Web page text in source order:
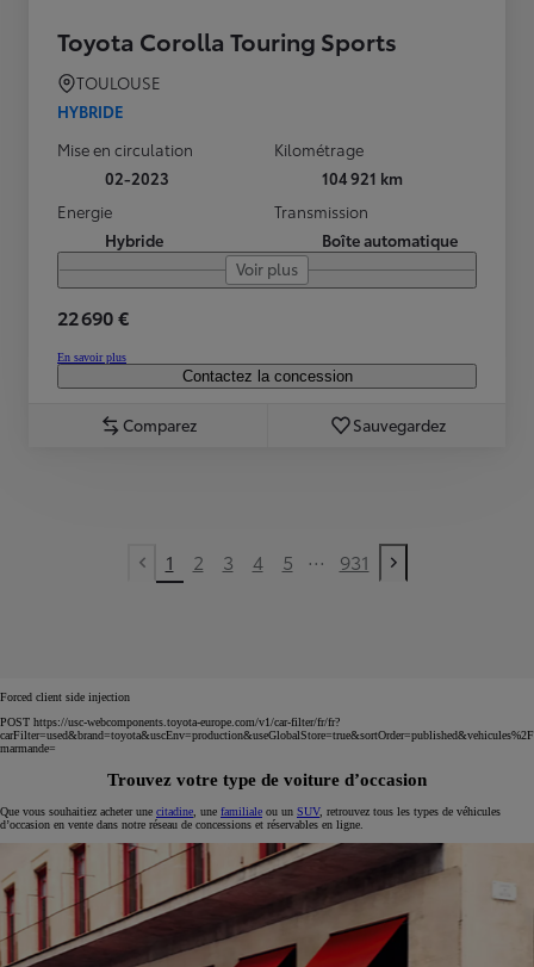
Toyota Corolla Touring Sports
TOULOUSE
HYBRIDE
Mise en circulation
02-2023
Kilométrage
104 921 km
Energie
Hybride
Transmission
Boîte automatique
Voir plus
22 690 €
En savoir plus
Contactez la concession
Comparez Sauvegardez
Previous page
1 2 3 4 5 ... 931
Next page
Forced client side injection
POST https://usc-webcomponents.toyota-europe.com/v1/car-filter/fr/fr?
marmande=
Trouvez votre type de voiture d’occasion
Que vous souhaitiez acheter une citadine , une familiale ou un SUV, retrouvez tous les types de véhicules
d’occasion en vente dans notre réseau de concessions et réservables en ligne.